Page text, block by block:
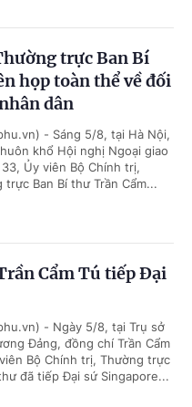
trực Ban Bí
họp toàn thể về đối
dân
- Sáng 5/8, tại Hà Nội,
khổ Hội nghị Ngoại giao
Ủy viên Bộ Chính trị,
trực Ban Bí thư Trần Cẩm...
Cẩm Tú tiếp Đại
- Ngày 5/8, tại Trụ sở
Đảng, đồng chí Trần Cẩm
Bộ Chính trị, Thường trực
đã tiếp Đại sứ Singapore...